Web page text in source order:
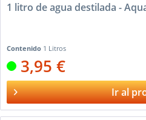
1 litro de agua destilada -
Contenido 1 Litros
3,95 €
Ir al